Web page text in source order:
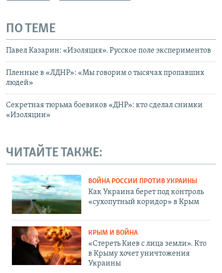
ПО ТЕМЕ
Павел Казарин: «Изоляция». Русское поле экспериментов
Пленные в «ЛДНР»: «Мы говорим о тысячах пропавших
людей»
Секретная тюрьма боевиков «ДНР»: кто сделал снимки
«Изоляции»
ЧИТАЙТЕ ТАКЖЕ:
ВОЙНА РОССИИ ПРОТИВ УКРАИНЫ
Как Украина берет под контроль
«сухопутный коридор» в Крым
КРЫМ И ВОЙНА
«Стереть Киев с лица земли». Кто
в Крыму хочет уничтожения
Украины